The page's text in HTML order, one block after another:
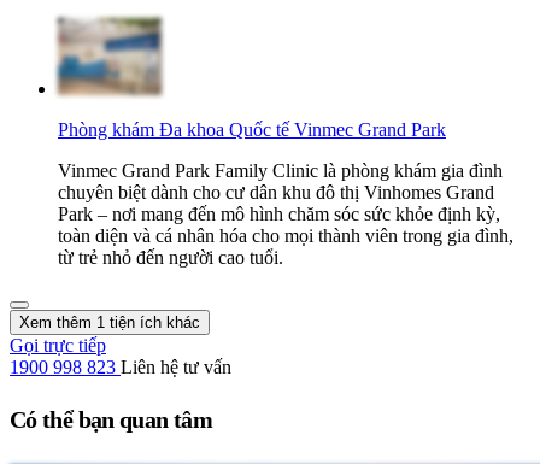
Phòng khám Đa khoa Quốc tế Vinmec Grand Park
Vinmec Grand Park Family Clinic là phòng khám gia đình
chuyên biệt dành cho cư dân khu đô thị Vinhomes Grand
Park – nơi mang đến mô hình chăm sóc sức khỏe định kỳ,
toàn diện và cá nhân hóa cho mọi thành viên trong gia đình,
từ trẻ nhỏ đến người cao tuổi.
Xem thêm 1 tiện ích khác
Gọi trực tiếp
1900 998 823 Liên hệ tư vấn
Có thể bạn quan tâm